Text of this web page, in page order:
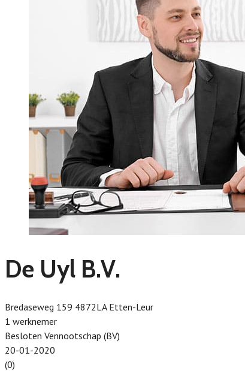
De Uyl B.V.
Bredaseweg 159 4872LA Etten-Leur
1 werknemer
Besloten Vennootschap (BV)
20-01-2020
(0)